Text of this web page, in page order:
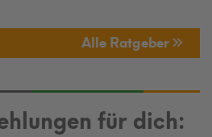
Alle Ratgeber
für dich: